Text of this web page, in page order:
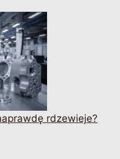
rdzewieje?